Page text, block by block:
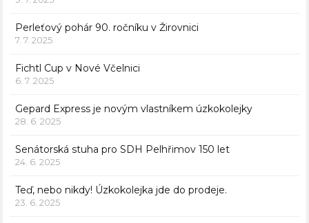
Perleťový pohár 90. ročníku v Žirovnici
7. 7. 2025
Fichtl Cup v Nové Včelnici
6. 7. 2025
Gepard Express je novým vlastníkem úzkokolejky
28. 6. 2025
Senátorská stuha pro SDH Pelhřimov 150 let
24. 6. 2025
Teď, nebo nikdy! Úzkokolejka jde do prodeje.
23. 6. 2025